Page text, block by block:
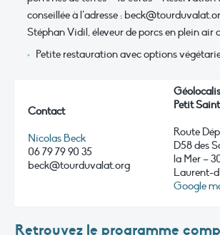
conseillée à l’adresse :
Stéphan Vidil, éleveur de porcs en plein air
Petite restauration avec options
Contact
Nicolas Beck
06 79 79 90 35
beck@tourduvalat.org
Petit
Route
D58 des
la Mer –
Laurent-
Google
Retrouvez le programme